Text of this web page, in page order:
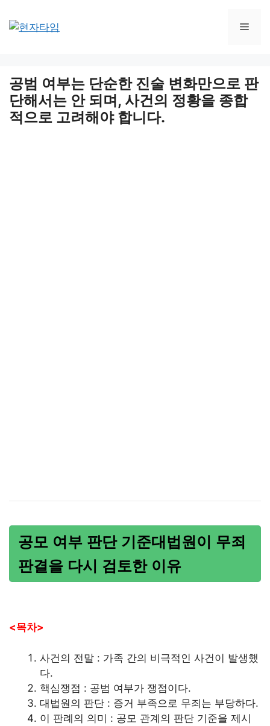
공범 여부는 단순한 진술 변화만으로 판
단해서는 안 되며, 사건의 정황을 종합
적으로 고려해야 합니다.
공모 여부 판단 기준대법원이 무죄
판결을 다시 검토한 이유
<목차>
사건의 전말 : 가족 간의 비극적인 사건이 발생했
다.
핵심쟁점 : 공범 여부가 쟁점이다.
대법원의 판단 : 증거 부족으로 무죄는 부당하다.
이 판례의 의미 : 공모 관계의 판단 기준을 제시